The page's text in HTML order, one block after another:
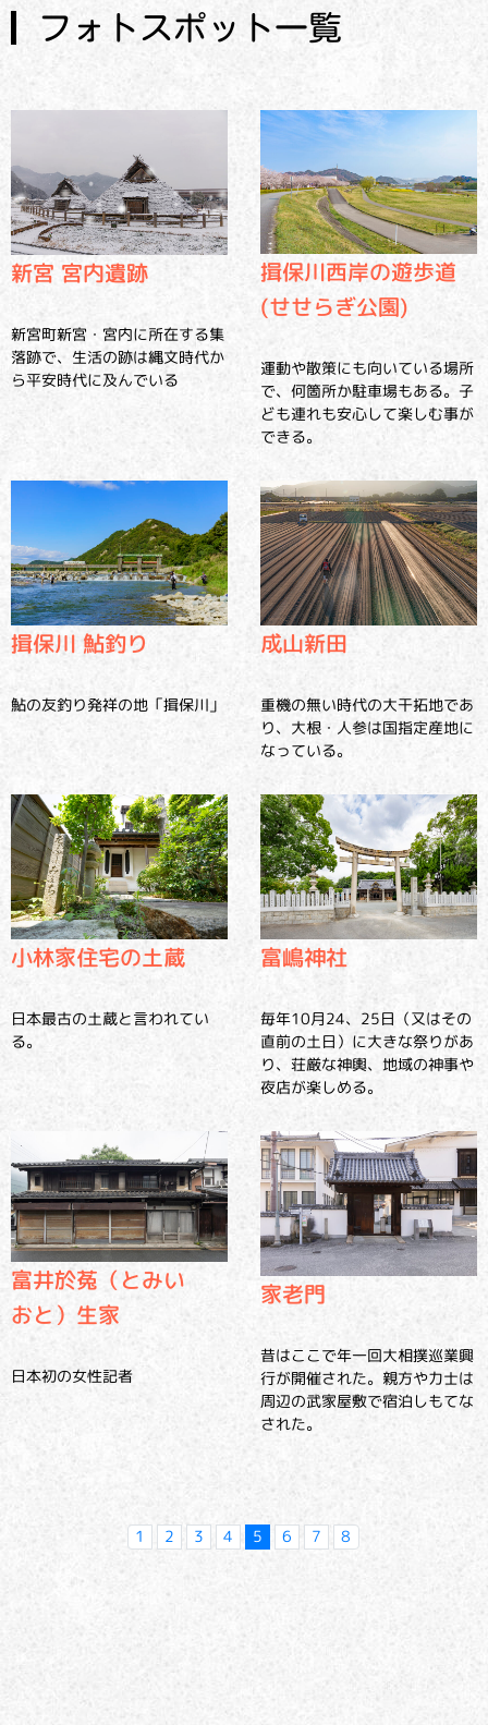
フォトスポット一覧
新宮 宮内遺跡
新宮町新宮・宮内に所在する集
落跡で、生活の跡は縄文時代か
ら平安時代に及んでいる
揖保川西岸の遊歩道
(せせらぎ公園)
運動や散策にも向いている場所
で、何箇所か駐車場もある。子
ども連れも安心して楽しむ事が
できる。
揖保川 鮎釣り
鮎の友釣り発祥の地「揖保川」
成山新田
重機の無い時代の大干拓地であ
り、大根・人参は国指定産地に
なっている。
小林家住宅の土蔵
日本最古の土蔵と言われてい
る。
富嶋神社
毎年10月24、25日（又はその
直前の土日）に大きな祭りがあ
り、荘厳な神輿、地域の神事や
夜店が楽しめる。
富井於菟（とみい
おと）生家
日本初の女性記者
家老門
昔はここで年一回大相撲巡業興
行が開催された。親方や力士は
周辺の武家屋敷で宿泊しもてな
された。
1 2 3 4 5 6 7 8